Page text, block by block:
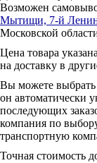
Возможен
Мытищи, 7-й
Московской
Цена товара
на доставку в
Вы можете выбрать
он автоматически
последующих
компания по
транспортную
Точная стоимость